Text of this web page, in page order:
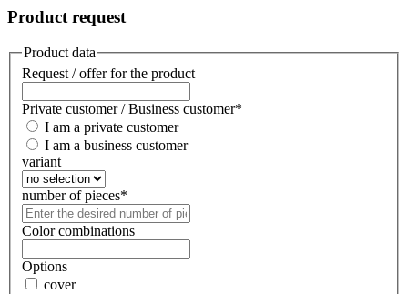
Product request
Product data
Request / offer for the product
Private customer / Business customer*
I am a private customer
I am a business customer
variant
number of pieces*
Color combinations
Options
cover